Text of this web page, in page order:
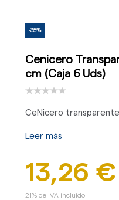
-35%
Cenicero
cm (Caja 6 Uds)
CeNicero
Leer más
13,26 €
21% de IVA incluido.